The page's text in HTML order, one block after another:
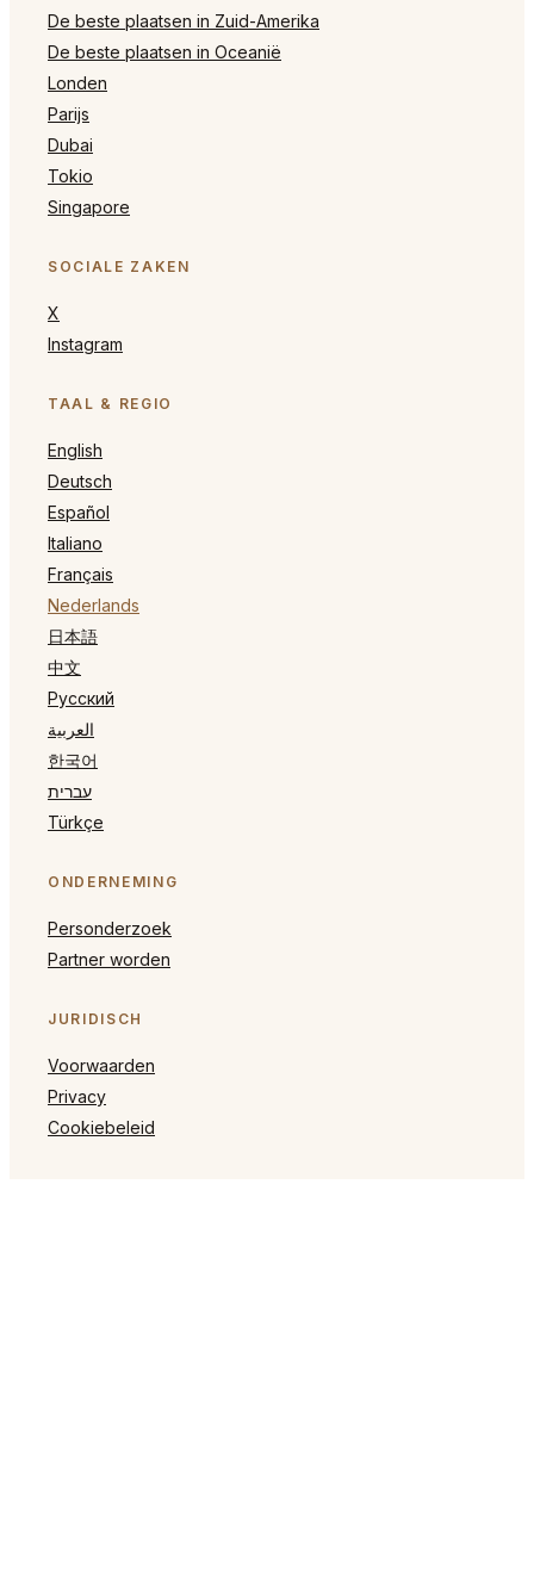
De beste plaatsen in Zuid-Amerika
De beste plaatsen in Oceanië
Londen
Parijs
Dubai
Tokio
Singapore
SOCIALE ZAKEN
X
Instagram
TAAL & REGIO
English
Deutsch
Español
Italiano
Français
Nederlands
日本語
中文
Русский
العربية
한국어
עברית
Türkçe
ONDERNEMING
Personderzoek
Partner worden
JURIDISCH
Voorwaarden
Privacy
Cookiebeleid